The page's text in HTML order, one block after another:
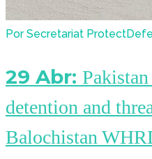
Por Secretariat
29 Abr:
detention and
Balochistan